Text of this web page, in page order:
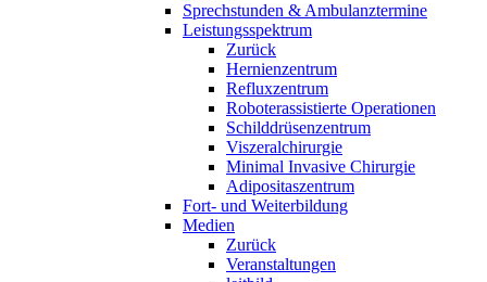
Sprechstunden & Ambulanztermine
Leistungsspektrum
Zurück
Hernienzentrum
Refluxzentrum
Roboterassistierte Operationen
Schilddrüsenzentrum
Viszeralchirurgie
Minimal Invasive Chirurgie
Adipositaszentrum
Fort- und Weiterbildung
Medien
Zurück
Veranstaltungen